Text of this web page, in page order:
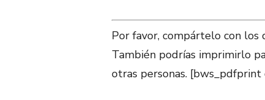
Por favor, compártelo con los
También podrías imprimirlo
otras personas.